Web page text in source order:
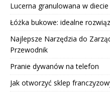
Lucerna granulowana w
Łóżka bukowe: idealne
Najlepsze Narzędzia do
Przewodnik
Pranie dywanów na telefon
Jak otworzyć sklep